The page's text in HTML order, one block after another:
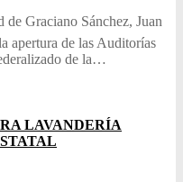
Graciano Sánchez, Juan
apertura de las Auditorías
de la…
LAVANDERÍA